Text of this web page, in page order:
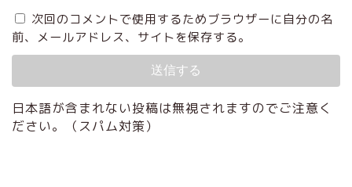
次回のコメントで使用するためブラウザーに自分の名
前、メールアドレス、サイトを保存する。
日本語が含まれない投稿は無視されますのでご注意く
ださい。（スパム対策）
ホーム